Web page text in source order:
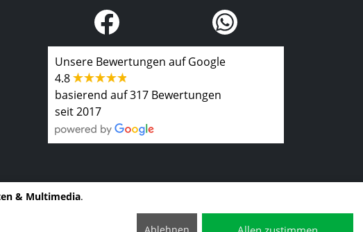
Unsere Bewertungen auf Google
4.8
basierend auf 317 Bewertungen
seit 2017
& Multimedia.